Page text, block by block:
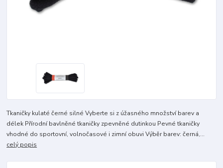
Tkaničky kulaté černé silné Vyberte si z úžasného množství barev a
délek Přírodní bavlněné tkaničky zpevněné dutinkou Pevné tkaničky
vhodné do sportovní, volnočasové i zimní obuvi Výběr barev: černá,...
celý popis